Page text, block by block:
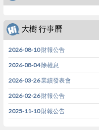
大樹 行事曆
2026-08-10 財報公告
2026-08-04 除權息
2026-03-26 業績發表會
2026-02-26 財報公告
2025-11-10 財報公告